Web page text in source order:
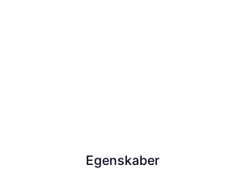
Egenskaber